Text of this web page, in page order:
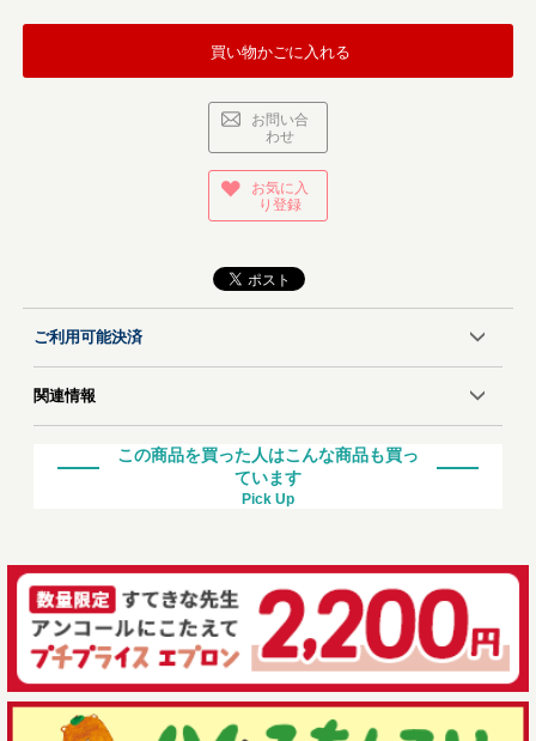
買い物かごに入れる
お問い合
わせ
お気に入
り登録
ご利用可能決済
関連情報
この商品を買った人はこんな商品も買っ
ています
Pick Up